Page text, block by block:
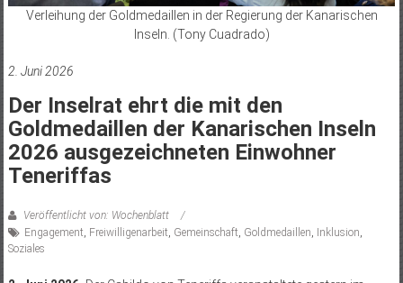
Verleihung der Goldmedaillen in der Regierung der Kanarischen
Inseln. (Tony Cuadrado)
2. Juni 2026
Der Inselrat ehrt die mit den
Goldmedaillen der Kanarischen Inseln
2026 ausgezeichneten Einwohner
Teneriffas
Veröffentlicht von: Wochenblatt
Engagement, Freiwilligenarbeit, Gemeinschaft, Goldmedaillen, Inklusion,
Soziales